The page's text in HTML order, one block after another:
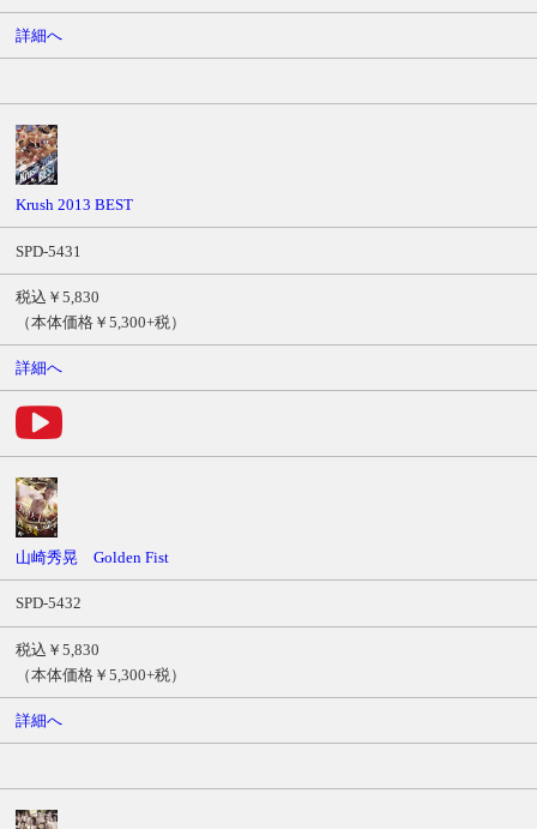
詳細へ
Krush 2013 BEST
SPD-5431
税込￥5,830
（本体価格￥5,300+税）
詳細へ
山崎秀晃 Golden Fist
SPD-5432
税込￥5,830
（本体価格￥5,300+税）
詳細へ